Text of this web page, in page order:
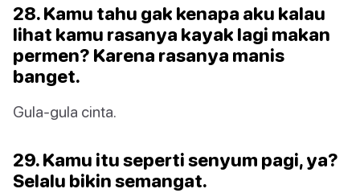
28. Kamu tahu gak kenapa aku kalau
lihat kamu rasanya kayak lagi makan
permen? Karena rasanya manis
banget.
Gula-gula cinta.
29. Kamu itu seperti senyum pagi, ya?
Selalu bikin semangat.